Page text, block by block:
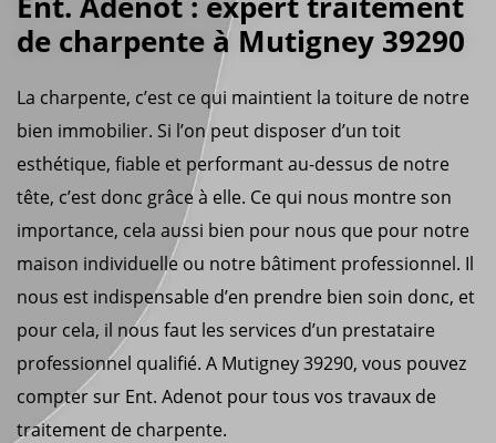
de charpente à Mutigney 39290
La charpente, c’est ce qui maintient la toiture de notre
bien immobilier. Si l’on peut disposer d’un toit
esthétique, fiable et performant au-dessus de notre
tête, c’est donc grâce à elle. Ce qui nous montre son
importance, cela aussi bien pour nous que pour notre
maison individuelle ou notre bâtiment professionnel. Il
nous est indispensable d’en prendre bien soin donc, et
pour cela, il nous faut les services d’un prestataire
professionnel qualifié. A Mutigney 39290, vous pouvez
compter sur Ent. Adenot pour tous vos travaux de
traitement de charpente.